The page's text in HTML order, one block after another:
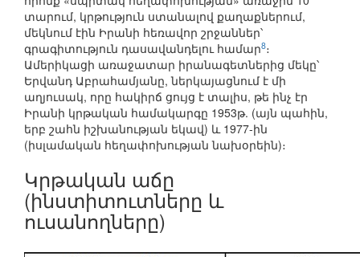
տարում, կրթություն ստանալով քաղաքներում,
մեկնում էին Իրանի հեռավոր շրջաններ՝
գրագիտություն դասավանդելու համար8։
Ամերիկացի առաջատար իրանագետներից մեկը՝
Երվանդ Աբրահամյանը, ներկայացնում է մի
աղյուսակ, որը հակիրճ ցույց է տալիս, թե ինչ էր
Իրանի կրթական համակարգը 1953թ. (այն պահին,
երբ շահն իշխանության եկավ) և 1977-ին
(իսլամական հեղափոխության նախօրեին)։
Կրթական աճը
(ինստիտուտները և
ուսանողները)